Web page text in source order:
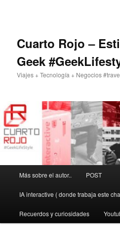
Cuarto Rojo –
Geek
Viajes + Tecnología + Negocios
Más sobre el autor.. POST
IA interactive ( donde trabaja este
Recuerdos y curiosidades